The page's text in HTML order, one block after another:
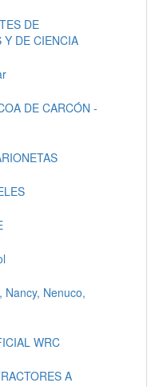
DE
Y DE CIENCIA
DE CARCÓN -
Nenuco,
WRC
A